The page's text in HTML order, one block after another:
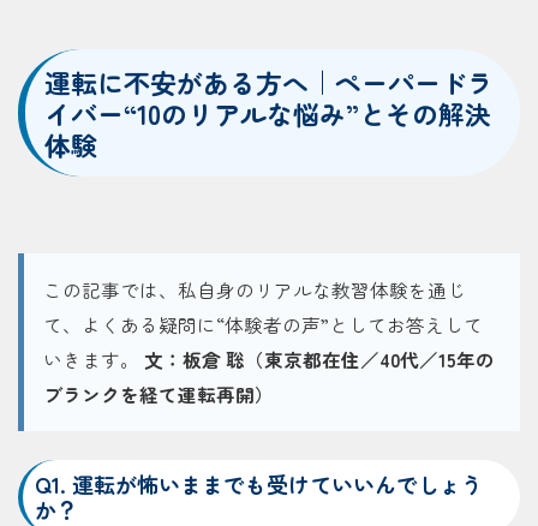
運転に不安がある方へ｜ペーパードラ
イバー“10のリアルな悩み”とその解決
体験
この記事では、私自身のリアルな教習体験を通じ
て、よくある疑問に“体験者の声”としてお答えして
いきます。 文：板倉 聡（東京都在住／40代／15年の
ブランクを経て運転再開）
Q1. 運転が怖いままでも受けていいんでしょう
か？